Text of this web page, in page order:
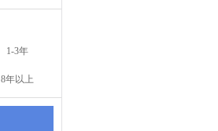
1-3年
8年以上